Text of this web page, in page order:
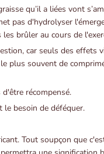
qu’il a liées vont
pas d'hydrolyser
brûler au cours de
car seuls des
plus souvent de
récompensé.
le besoin de déféquer.
Tout soupçon que